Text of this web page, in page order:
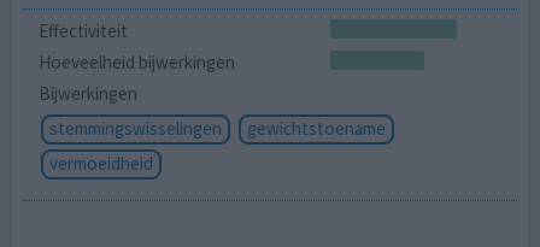
Effectiviteit
Hoeveelheid bijwerkingen
Bijwerkingen
stemmingswisselingen
gewichtstoename
vermoeidheid